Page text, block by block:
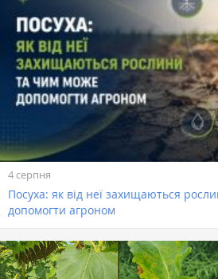
4 серпня
Посуха: як від неї захищаються
допомогти агроном